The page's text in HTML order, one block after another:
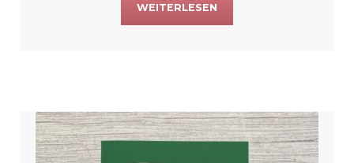
WEITERLESEN